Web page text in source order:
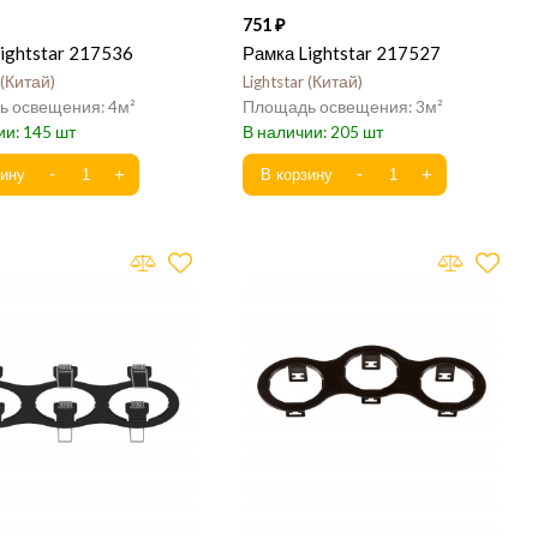
217536
Китай
4
145
751
Рамка Lightstar 217527
Lightstar Китай
3
205